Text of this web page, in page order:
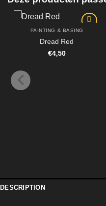
PAINTING & BASING
Dread Red
€4,50
DESCRIPTION